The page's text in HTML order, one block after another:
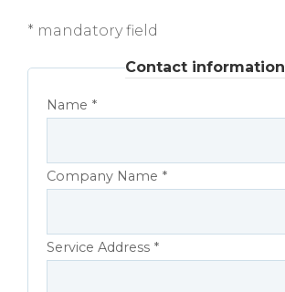
* mandatory field
Contact information
Name *
Company Name *
Service Address *